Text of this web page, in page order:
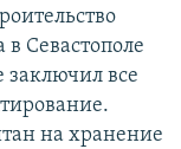
в Севастополе
заключил все
на хранение